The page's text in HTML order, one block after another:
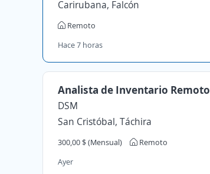
Carirubana, Falcón
Remoto
Hace 7 horas
Analista de Inventario Remoto
DSM
San Cristóbal, Táchira
300,00 $ (Mensual)
Remoto
Ayer